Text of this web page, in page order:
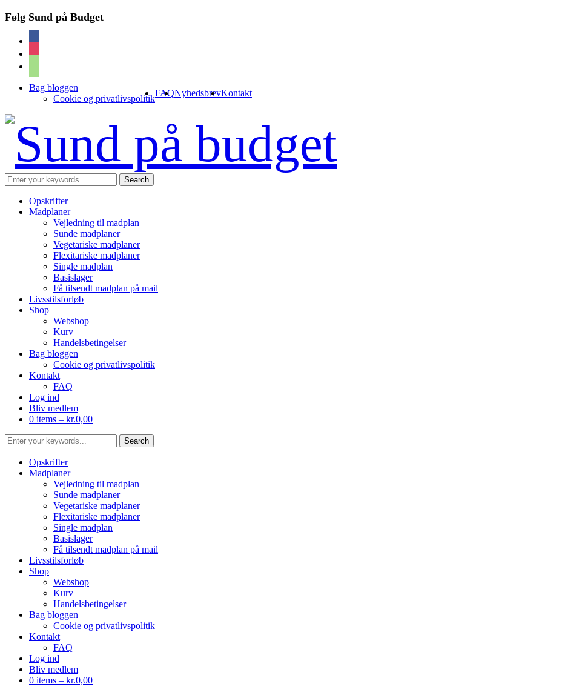
Følg Sund på Budget
Bag bloggen
Cookie og privatlivspolitik
FAQNyhedsbrevKontakt
Opskrifter
Madplaner
Vejledning til madplan
Sunde madplaner
Vegetariske madplaner
Flexitariske madplaner
Single madplan
Basislager
Få tilsendt madplan på mail
Livsstilsforløb
Shop
Webshop
Kurv
Handelsbetingelser
Bag bloggen
Cookie og privatlivspolitik
Kontakt
FAQ
Log ind
Bliv medlem
0 items – kr.0,00
Opskrifter
Madplaner
Vejledning til madplan
Sunde madplaner
Vegetariske madplaner
Flexitariske madplaner
Single madplan
Basislager
Få tilsendt madplan på mail
Livsstilsforløb
Shop
Webshop
Kurv
Handelsbetingelser
Bag bloggen
Cookie og privatlivspolitik
Kontakt
FAQ
Log ind
Bliv medlem
0 items – kr.0,00